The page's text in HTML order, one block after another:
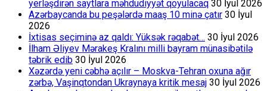
yerləşdirən saytlara məhdudiyyət qoyulacaq 30 İyul 2026
Azərbaycanda bu peşələrdə maaş 10 minə çatır 30 İyul
2026
İxtisas seçiminə az qaldı: Yüksək rəqabət… 30 İyul 2026
İlham Əliyev Mərakeş Kralını milli bayram münasibətilə
təbrik edib 30 İyul 2026
Xəzərdə yeni cəbhə açılır – Moskva-Tehran oxuna ağır
zərbə, Vaşinqtondan Ukraynaya kritik mesaj 30 İyul 2026